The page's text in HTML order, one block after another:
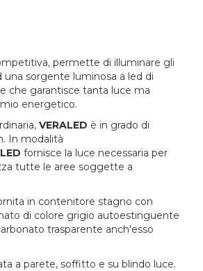
permette di illuminare gli
una sorgente luminosa a led di
che garantisce tanta luce ma
energetico.
VERALED è in grado di
In modalità
fornisce la luce necessaria per
tutte le aree soggette a
in contenitore stagno con
di colore grigio autoestinguente
trasparente anch'esso
a parete, soffitto e su blindo luce.